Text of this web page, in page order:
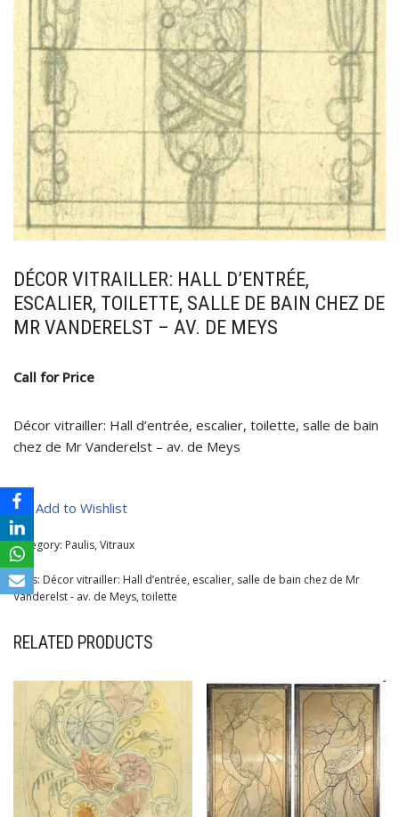
DÉCOR VITRAILLER: HALL D’ENTRÉE,
ESCALIER, TOILETTE, SALLE DE BAIN CHEZ DE
MR VANDERELST – AV. DE MEYS
Call for Price
Décor vitrailler: Hall d’entrée, escalier, toilette, salle de bain
chez de Mr Vanderelst – av. de Meys
Add to Wishlist
Category: Paulis, Vitraux
Tags: Décor vitrailler: Hall d’entrée, escalier, salle de bain chez de Mr
Vanderelst - av. de Meys,toilette
RELATED PRODUCTS